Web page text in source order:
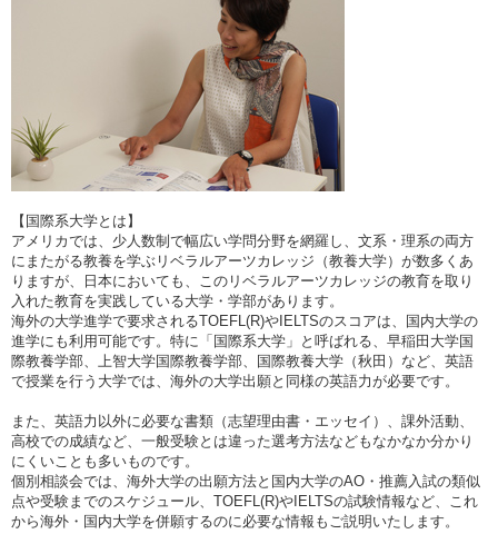
【国際系大学とは】
アメリカでは、少人数制で幅広い学問分野を網羅し、文系・理系の両方
にまたがる教養を学ぶリベラルアーツカレッジ（教養大学）が数多くあ
りますが、日本においても、このリベラルアーツカレッジの教育を取り
入れた教育を実践している大学・学部があります。
海外の大学進学で要求されるTOEFL(R)やIELTSのスコアは、国内大学の
進学にも利用可能です。特に「国際系大学」と呼ばれる、早稲田大学国
際教養学部、上智大学国際教養学部、国際教養大学（秋田）など、英語
で授業を行う大学では、海外の大学出願と同様の英語力が必要です。
また、英語力以外に必要な書類（志望理由書・エッセイ）、課外活動、
高校での成績など、一般受験とは違った選考方法などもなかなか分かり
にくいことも多いものです。
個別相談会では、海外大学の出願方法と国内大学のAO・推薦入試の類似
点や受験までのスケジュール、TOEFL(R)やIELTSの試験情報など、これ
から海外・国内大学を併願するのに必要な情報もご説明いたします。